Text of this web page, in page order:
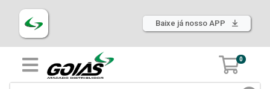
Baixe já nosso APP
0